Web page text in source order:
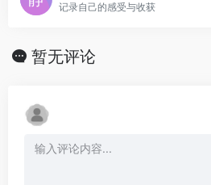
记录自己的感受与收获
暂无评论